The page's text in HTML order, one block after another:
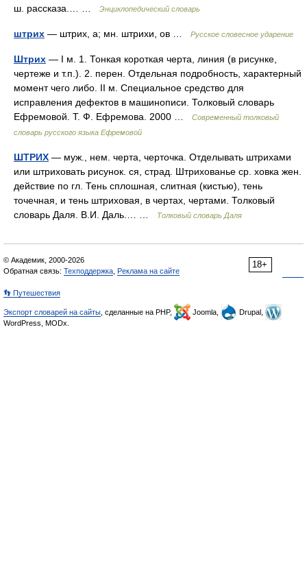
ш. рассказа.… …
Энциклопедический словарь
штрих — штрих, а; мн. штрихи, ов … Русское словесное ударение
Штрих — I м. 1. Тонкая короткая черта, линия (в рисунке,
чертеже и т.п.). 2. перен. Отдельная подробность, характерный
момент чего либо. II м. Специальное средство для
исправления дефектов в машинописи. Толковый словарь
Ефремовой. Т. Ф. Ефремова. 2000 …
Современный толковый
словарь русского языка Ефремовой
ШТРИХ — муж., нем. черта, черточка. Отделывать штрихами
или штриховать рисунок. ся, страд. Штрихованье ср. ховка жен.
действие по гл. Тень сплошная, слитная (кистью), тень
точечная, и тень штриховая, в чертах, чертами. Толковый
словарь Даля. В.И. Даль.… …
Толковый словарь Даля
18+
© Академик, 2000-2026
Обратная связь: Техподдержка Реклама на сайте
👣 Путешествия
Экспорт словарей на сайты , сделанные на PHP, Joomla,
Drupal,
WordPress, MODx.